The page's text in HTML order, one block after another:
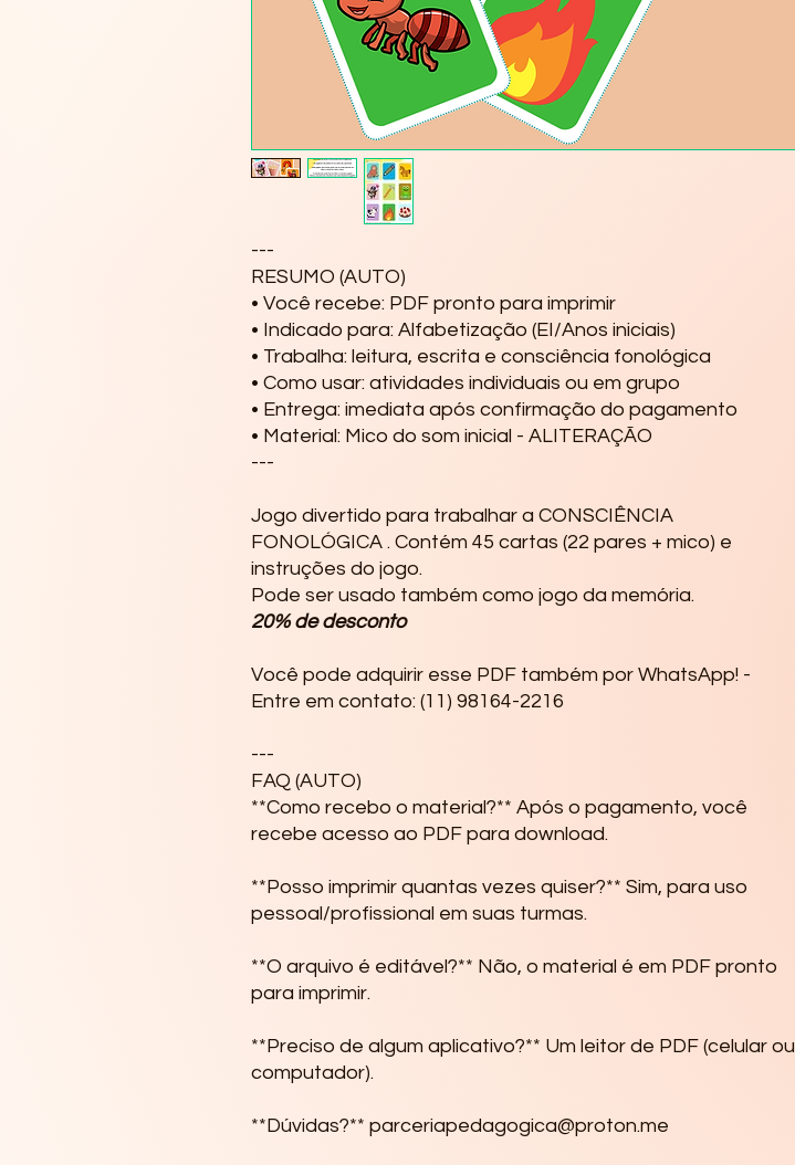
---
RESUMO (AUTO)
• Você recebe: PDF pronto para imprimir
• Indicado para: Alfabetização (EI/Anos iniciais)
• Trabalha: leitura, escrita e consciência fonológica
• Como usar: atividades individuais ou em grupo
• Entrega: imediata após confirmação do pagamento
• Material: Mico do som inicial - ALITERAÇÃO
---
Jogo divertido para trabalhar a CONSCIÊNCIA
FONOLÓGICA . Contém 45 cartas (22 pares + mico) e
instruções do jogo.
Pode ser usado também como jogo da memória.
20% de desconto
Você pode adquirir esse PDF também por WhatsApp! -
Entre em contato: (11) 98164-2216
---
FAQ (AUTO)
**Como recebo o material?** Após o pagamento, você
recebe acesso ao PDF para download.
**Posso imprimir quantas vezes quiser?** Sim, para uso
pessoal/profissional em suas turmas.
**O arquivo é editável?** Não, o material é em PDF pronto
para imprimir.
**Preciso de algum aplicativo?** Um leitor de PDF (celular ou
computador).